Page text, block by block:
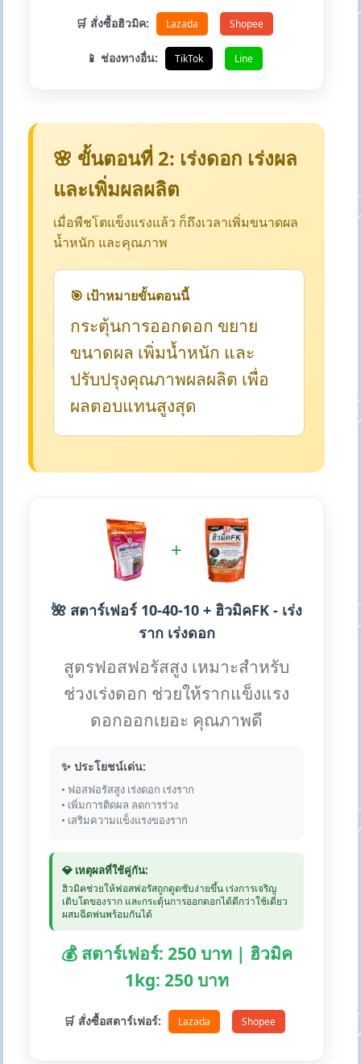
🛒 สั่งซื้อฮิวมิค: Lazada Shopee
📱 ช่องทางอื่น: TikTok Line
🌸 ขั้นตอนที่ 2: เร่งดอก เร่งผล
และเพิ่มผลผลิต
เมื่อพืชโตแข็งแรงแล้ว ก็ถึงเวลาเพิ่มขนาดผล
น้ำหนัก และคุณภาพ
🎯 เป้าหมายขั้นตอนนี้
กระตุ้นการออกดอก ขยาย
ขนาดผล เพิ่มน้ำหนัก และ
ปรับปรุงคุณภาพผลผลิต เพื่อ
ผลตอบแทนสูงสุด
+
🌺 สตาร์เฟอร์ 10-40-10 + ฮิวมิคFK - เร่ง
ราก เร่งดอก
สูตรฟอสฟอรัสสูง เหมาะสำหรับ
ช่วงเร่งดอก ช่วยให้รากแข็งแรง
ดอกออกเยอะ คุณภาพดี
✨ ประโยชน์เด่น:
• ฟอสฟอรัสสูง เร่งดอก เร่งราก
• เพิ่มการติดผล ลดการร่วง
• เสริมความแข็งแรงของราก
💎 เหตุผลที่ใช้คู่กัน:
ฮิวมิคช่วยให้ฟอสฟอรัสถูกดูดซับง่ายขึ้น เร่งการเจริญ
เติบโตของราก และกระตุ้นการออกดอกได้ดีกว่าใช้เดี่ยว
ผสมฉีดพ่นพร้อมกันได้
💰 สตาร์เฟอร์: 250 บาท | ฮิวมิค
1kg: 250 บาท
🛒 สั่งซื้อสตาร์เฟอร์: Lazada Shopee